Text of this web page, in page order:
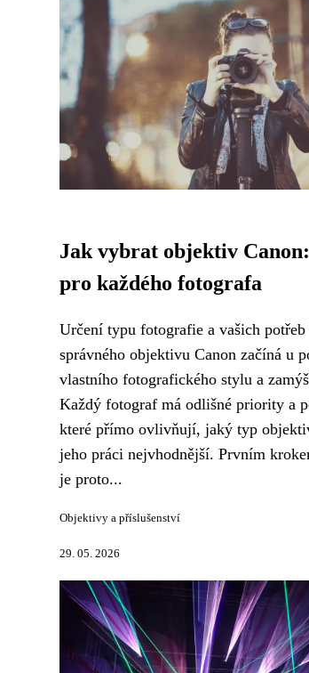
Jak vybrat objektiv
pro každého fotografa
Určení typu fotografie a vašich
správného objektivu Canon začíná u
vlastního fotografického stylu a
Každý fotograf má odlišné priority a
které přímo ovlivňují, jaký typ
jeho práci nejvhodnější. Prvním
je proto...
Objektivy a příslušenství
29. 05. 2026